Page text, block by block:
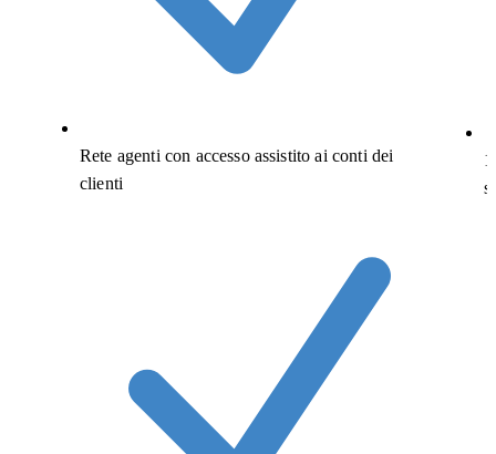
Rete agenti con accesso assistito ai conti dei
clienti